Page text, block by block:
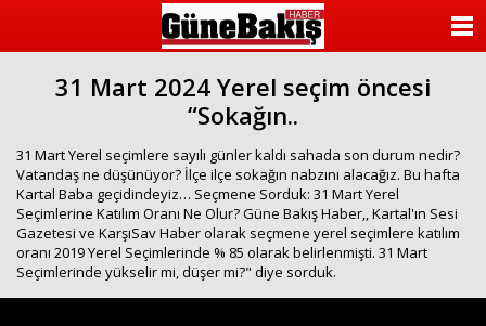
31 Mart 2024 Yerel seçim öncesi
“Sokağın..
31 Mart Yerel seçimlere sayılı günler kaldı sahada son durum nedir?
Vatandaş ne düşünüyor? İlçe ilçe sokağın nabzını alacağız. Bu hafta
Kartal Baba geçidindeyiz… Seçmene Sorduk: 31 Mart Yerel
Seçimlerine Katılım Oranı Ne Olur? Güne Bakış Haber,, Kartal'ın Sesi
Gazetesi ve KarşıSav Haber olarak seçmene yerel seçimlere katılım
oranı 2019 Yerel Seçimlerinde % 85 olarak belirlenmişti. 31 Mart
Seçimlerinde yükselir mi, düşer mi?" diye sorduk.
KATEGORİLER
ANKETLER
FOTO GALERİ